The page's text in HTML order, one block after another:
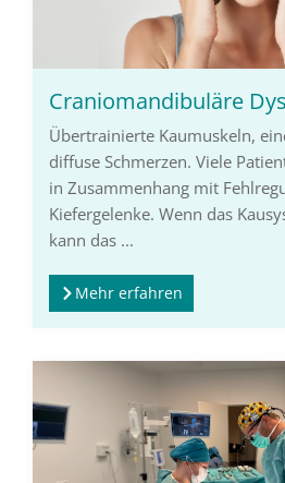
Craniomandibuläre
Übertrainierte Kaumuskeln,
diffuse Schmerzen. Viele
in Zusammenhang mit
Kiefergelenke. Wenn das
kann das ...
Mehr erfahren